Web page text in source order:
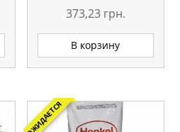
373,23 грн.
В корзину
ОЖИДАЕТСЯ